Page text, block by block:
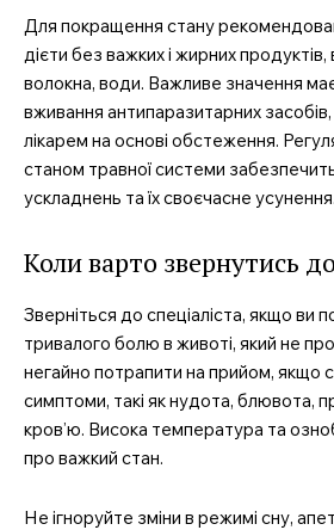
Для покращення стану
дієти без важких і жирних
волокна, води. Важливе значення
вживання антипаразитарних
лікарем на основі обстеження.
станом травної системи
ускладнень та їх своєчасне усунення.
Коли варто звернутись
Зверніться до спеціаліста, якщо ви
тривалого болю в животі, який не
негайно потрапити на прийом, якщо
симптоми, такі як нудота, блювота,
кров’ю. Висока температура та
про важкий стан.
Не ігноруйте зміни в режимі сну,